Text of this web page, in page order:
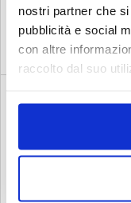
nostri partner che
pubblicità e social
con altre
raccolto dal suo